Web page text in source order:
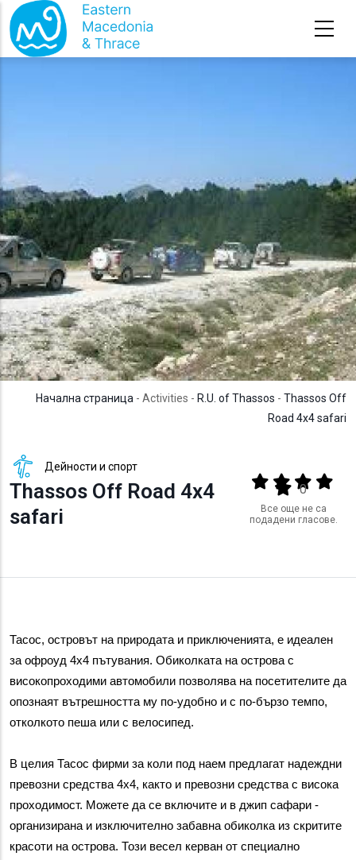
Премини към основното съдържание
Начална страница - Activities - R.U. of Thassos - Thassos Off
Road 4x4 safari
Дейности и спорт
Thassos Off Road 4x4
safari
Output format
(star)(star)(star)
(star)
0
Все още не са
подадени гласове.
Тасос, островът на природата и приключенията, е идеален
за офроуд 4х4 пътувания. Обиколката на острова с
високопроходими автомобили позволява на посетителите да
опознаят вътрешността му по-удобно и с по-бързо темпо,
отколкото пеша или с велосипед.
В целия Тасос фирми за коли под наем предлагат надеждни
превозни средства 4х4, както и превозни средства с висока
проходимост. Можете да се включите и в джип сафари -
организирана и изключително забавна обиколка из скритите
красоти на острова. Този весел керван от специално